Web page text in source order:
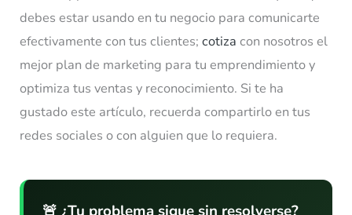
debes estar usando en tu negocio para comunicarte
efectivamente con tus clientes;cotiza con nosotros el
mejor plan de marketing para tu emprendimiento y
optimiza tus ventas y reconocimiento. Si te ha
gustado este artículo, recuerda compartirlo en tus
redes sociales o con alguien que lo requiera.